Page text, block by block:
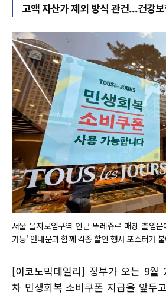
고액 자산가 제외 방식 관건...건강
서울 을지로입구역 인근 뚜레쥬르 매장 출입
가능' 안내문과 함께 각종 할인 행사 포스터가
[이코노믹데일리] 정부가 오는 9월
차 민생회복 소비쿠폰 지급을 앞두